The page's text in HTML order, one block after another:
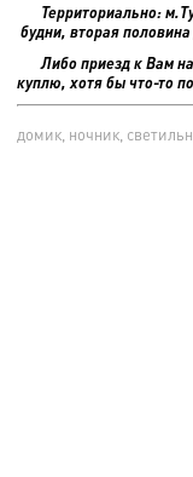
Территориально:
будни, вторая
Либо приезд к Вам
куплю, хотя бы что-то
домик, ночник,